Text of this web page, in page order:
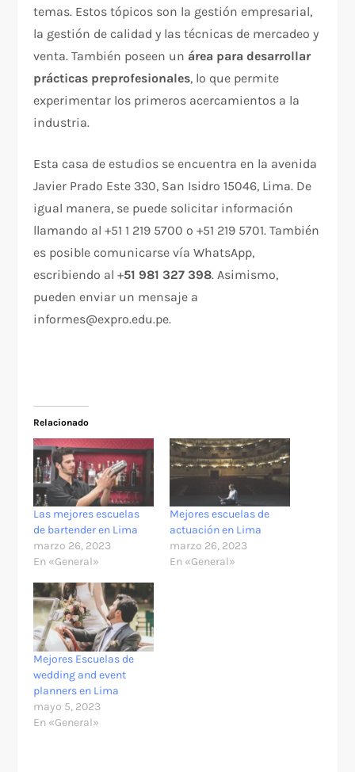
temas. Estos tópicos son la gestión empresarial,
la gestión de calidad y las técnicas de mercadeo y
venta. También poseen un área para desarrollar
prácticas preprofesionales, lo que permite
experimentar los primeros acercamientos a la
industria.
Esta casa de estudios se encuentra en la avenida
Javier Prado Este 330, San Isidro 15046, Lima. De
igual manera, se puede solicitar información
llamando al +51 1 219 5700 o +51 219 5701. También
es posible comunicarse vía WhatsApp,
escribiendo al +51 981 327 398. Asimismo,
pueden enviar un mensaje a
informes@expro.edu.pe.
Relacionado
Las mejores escuelas
de bartender en Lima
marzo 26, 2023
En «General»
Mejores escuelas de
actuación en Lima
marzo 26, 2023
En «General»
Mejores Escuelas de
wedding and event
planners en Lima
mayo 5, 2023
En «General»